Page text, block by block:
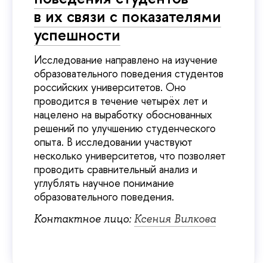
в их связи с показателями
успешности
Исследование направлено на изучение
образовательного поведения студентов
российских университетов. Оно
проводится в течение четырёх лет и
нацелено на выработку обоснованных
решений по улучшению студенческого
опыта. В исследовании участвуют
несколько университетов, что позволяет
проводить сравнительный анализ и
углублять научное понимание
образовательного поведения.
Контактное лицо: Ксения Вилкова